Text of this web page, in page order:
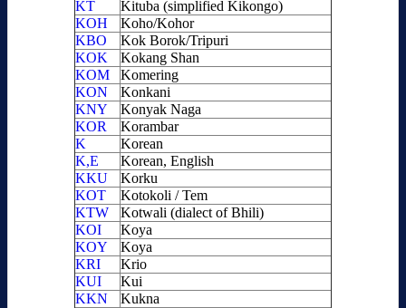
KT
Kituba (simplified Kikongo)
KOH
Koho/Kohor
KBO
Kok Borok/Tripuri
KOK
Kokang Shan
KOM
Komering
KON
Konkani
KNY
Konyak Naga
KOR
Korambar
K
Korean
K,E
Korean, English
KKU
Korku
KOT
Kotokoli / Tem
KTW
Kotwali (dialect of Bhili)
KOI
Koya
KOY
Koya
KRI
Krio
KUI
Kui
KKN
Kukna